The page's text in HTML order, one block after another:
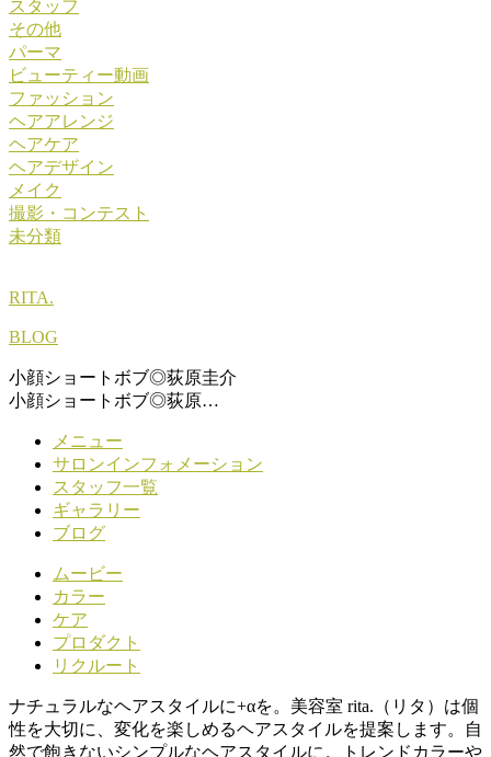
スタッフ
その他
パーマ
ビューティー動画
ファッション
ヘアアレンジ
ヘアケア
ヘアデザイン
メイク
撮影・コンテスト
未分類
RITA.
BLOG
小顔ショートボブ◎荻原圭介
小顔ショートボブ◎荻原…
メニュー
サロンインフォメーション
スタッフ一覧
ギャラリー
ブログ
ムービー
カラー
ケア
プロダクト
リクルート
ナチュラルなヘアスタイルに+αを。美容室 rita.（リタ）は個
性を大切に、変化を楽しめるヘアスタイルを提案します。自
然で飽きないシンプルなヘアスタイルに。トレンドカラーや